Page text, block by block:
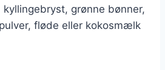
grønne bønner,
fløde eller kokosmælk